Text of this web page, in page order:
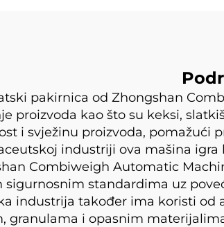
pakirnica od Zhongshan
proizvoda kao što su keksi,
i svježinu proizvoda, pomažući
industriji ova mašina
Combiweigh Automatic
sigurnosnim standardima uz
industrija također ima koristi
granulama i opasnim